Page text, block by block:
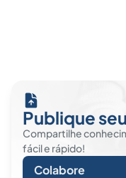
Publique
Compartilhe
fácil e rápido!
Colabore